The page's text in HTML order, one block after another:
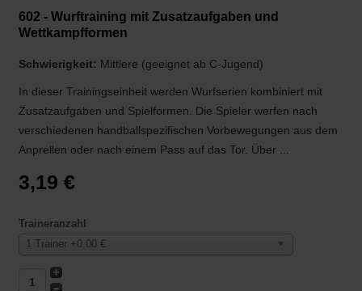
602 - Wurftraining mit Zusatzaufgaben und
Wettkampfformen
Schwierigkeit: Mittlere (geeignet ab C-Jugend)
In dieser Trainingseinheit werden Wurfserien kombiniert mit
Zusatzaufgaben und Spielformen. Die Spieler werfen nach
verschiedenen handballspezifischen Vorbewegungen aus dem
Anprellen oder nach einem Pass auf das Tor. Über ...
3,19 €
Traineranzahl
1 Trainer +0,00 €